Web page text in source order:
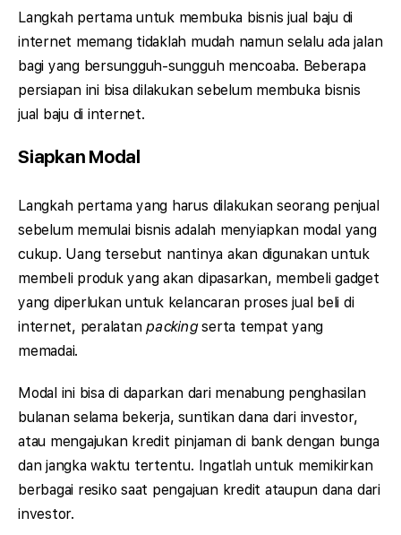
Langkah pertama untuk membuka bisnis jual baju di
internet memang tidaklah mudah namun selalu ada jalan
bagi yang bersungguh-sungguh mencoaba. Beberapa
persiapan ini bisa dilakukan sebelum membuka bisnis
jual baju di internet.
Siapkan Modal
Langkah pertama yang harus dilakukan seorang penjual
sebelum memulai bisnis adalah menyiapkan modal yang
cukup. Uang tersebut nantinya akan digunakan untuk
membeli produk yang akan dipasarkan, membeli gadget
yang diperlukan untuk kelancaran proses jual beli di
internet, peralatanpackingserta tempat yang
memadai.
Modal ini bisa di daparkan dari menabung penghasilan
bulanan selama bekerja, suntikan dana dari investor,
atau mengajukan kredit pinjaman di bank dengan bunga
dan jangka waktu tertentu. Ingatlah untuk memikirkan
berbagai resiko saat pengajuan kredit ataupun dana dari
investor.